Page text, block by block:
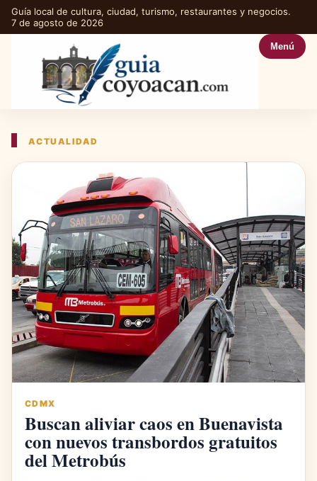
Guía local de cultura, ciudad, turismo, restaurantes y negocios.
7 de agosto de 2026
Menú
ACTUALIDAD
CDMX
Buscan aliviar caos en Buenavista
con nuevos transbordos gratuitos
del Metrobús